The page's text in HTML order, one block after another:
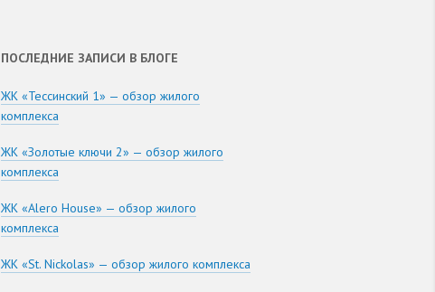
ПОСЛЕДНИЕ ЗАПИСИ В БЛОГЕ
ЖК «Тессинский 1» — обзор жилого
комплекса
ЖК «Золотые ключи 2» — обзор жилого
комплекса
ЖК «Alero House» — обзор жилого
комплекса
ЖК «St. Nickolas» — обзор жилого комплекса